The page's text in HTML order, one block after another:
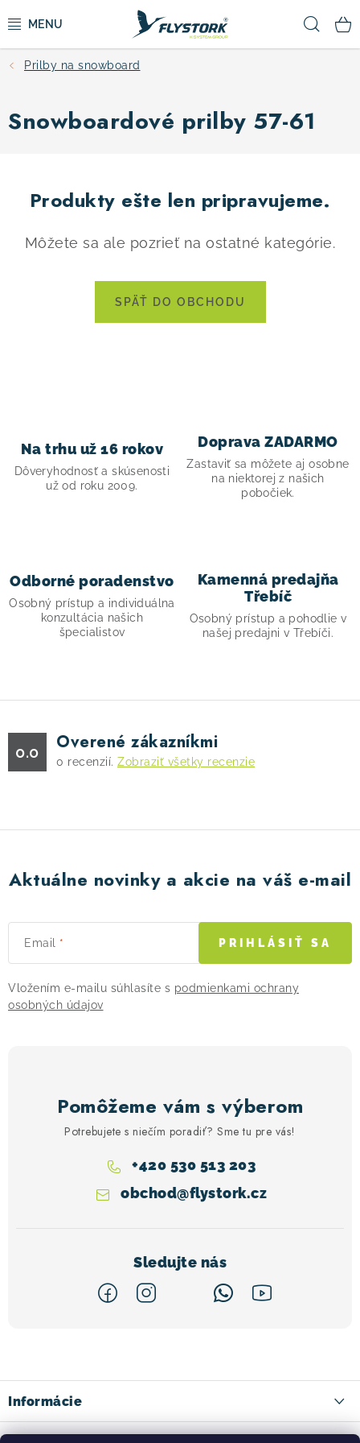
na
CYKLISTIKA
ZIMNÉ ŠPORTY
OBLEČENIE A TOPÁNKY
Prilby na snowboard
Snowboardové prilby 57-61
Produkty ešte len pripravujeme.
Môžete sa ale pozrieť na ostatné kategórie.
SPÄŤ DO OBCHODU
Na trhu už 16 rokov
Dôveryhodnosť a skúsenosti
už od roku 2009.
Doprava ZADARMO
Zastaviť sa môžete aj osobne
na niektorej z našich
pobočiek.
Odborné poradenstvo
Osobný prístup a individuálna
konzultácia našich
špecialistov
Kamenná predajňa
Třebíč
Osobný prístup a pohodlie v
našej predajni v Třebíči.
0.0 Overené zákazníkmi
0 recenzií. Zobraziť všetky recenzie
Aktuálne novinky a akcie na váš e-mail
Email
Vložením e-mailu súhlasíte s podmienkami ochrany
osobných údajov
PRIHLÁSIŤ SA
Pomôžeme vám s výberom
Potrebujete s niečím poradiť? Sme tu pre vás!
obchod@flystork.cz
+420 530 513 203
p
ä
t
Informácie
Kontakty